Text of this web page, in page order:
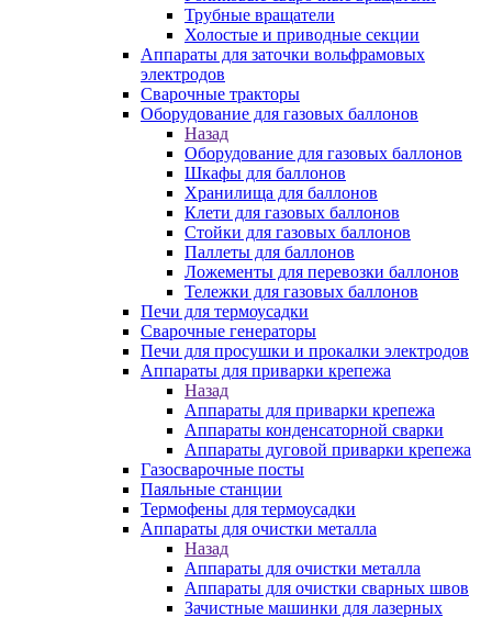
Трубные вращатели
Холостые и приводные секции
Аппараты для заточки вольфрамовых
электродов
Сварочные тракторы
Оборудование для газовых баллонов
Назад
Оборудование для газовых баллонов
Шкафы для баллонов
Хранилища для баллонов
Клети для газовых баллонов
Стойки для газовых баллонов
Паллеты для баллонов
Ложементы для перевозки баллонов
Тележки для газовых баллонов
Печи для термоусадки
Сварочные генераторы
Печи для просушки и прокалки электродов
Аппараты для приварки крепежа
Назад
Аппараты для приварки крепежа
Аппараты конденсаторной сварки
Аппараты дуговой приварки крепежа
Газосварочные посты
Паяльные станции
Термофены для термоусадки
Аппараты для очистки металла
Назад
Аппараты для очистки металла
Аппараты для очистки сварных швов
Зачистные машинки для лазерных